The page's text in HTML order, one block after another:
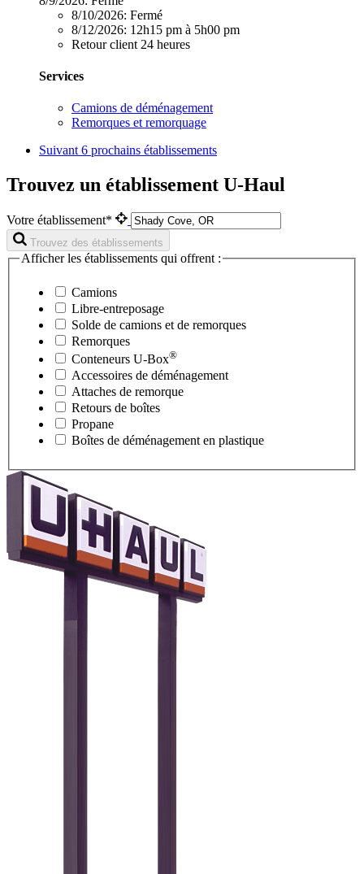
8/10/2026: Fermé
8/12/2026: 12h15 pm à 5h00 pm
Retour client 24 heures
Services
Camions de déménagement
Remorques et remorquage
Suivant 6 prochains établissements
Trouvez un établissement U-Haul
Votre établissement*
Trouvez des établissements
Afficher les établissements qui offrent :
Camions
Libre-entreposage
Solde de camions et de remorques
Remorques
Conteneurs U-Box®
Accessoires de déménagement
Attaches de remorque
Retours de boîtes
Propane
Boîtes de déménagement en plastique